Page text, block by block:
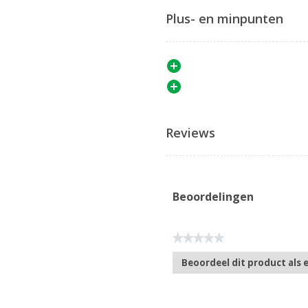
Plus- en minpunten
Reviews
Beoordelingen
★★★★★
Geen
scorewaarde
Beoordeel dit product als
.